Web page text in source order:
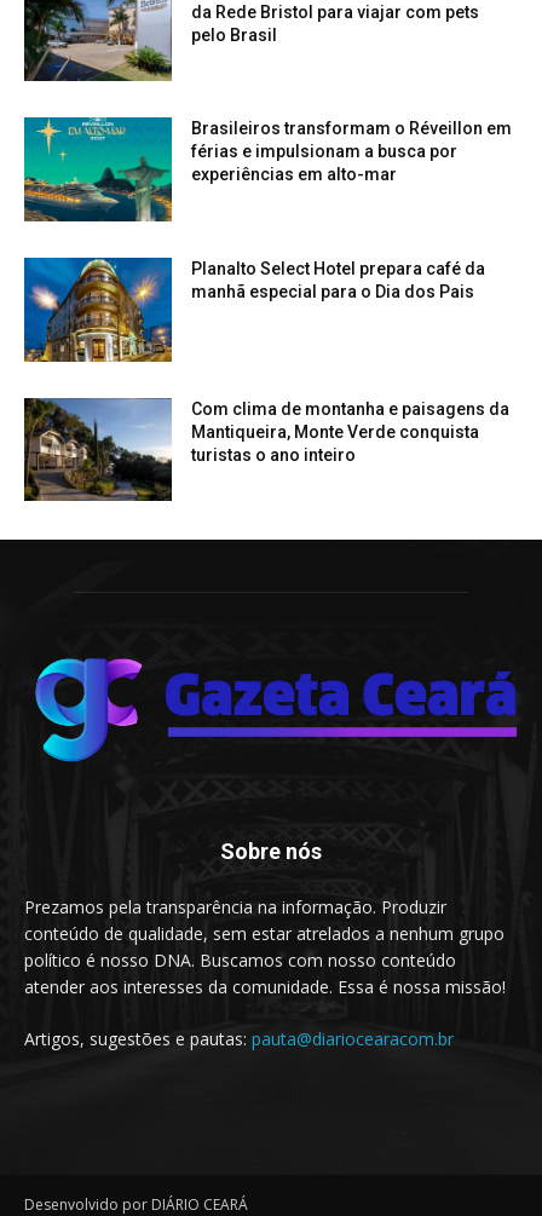
da Rede Bristol para viajar com pets
pelo Brasil
Brasileiros transformam o Réveillon em
férias e impulsionam a busca por
experiências em alto-mar
Planalto Select Hotel prepara café da
manhã especial para o Dia dos Pais
Com clima de montanha e paisagens da
Mantiqueira, Monte Verde conquista
turistas o ano inteiro
Sobre nós
Prezamos pela transparência na informação. Produzir
conteúdo de qualidade, sem estar atrelados a nenhum grupo
político é nosso DNA. Buscamos com nosso conteúdo
atender aos interesses da comunidade. Essa é nossa missão!
Artigos, sugestões e pautas: pauta@diariocearacom.br
Desenvolvido por DIÁRIO CEARÁ